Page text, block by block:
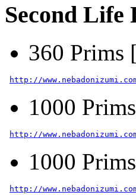
Second Life
360 Prims
http://
1000
http://
1000
http://